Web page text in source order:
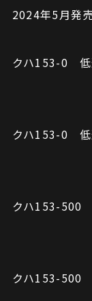
2024年5月発
クハ153-0
クハ153-0
クハ153-
クハ153-500